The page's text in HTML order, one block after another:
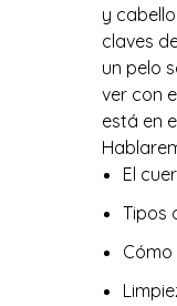
y
claves
un pelo
ver con
está en
El
Tipos